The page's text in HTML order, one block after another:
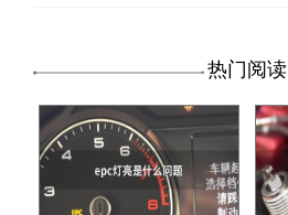
热门阅读